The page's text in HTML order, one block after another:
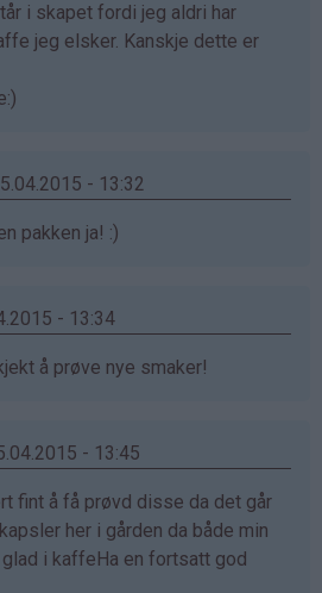
i skapet fordi jeg aldri har
jeg elsker. Kanskje dette er
- 13:32
pakken ja! :)
- 13:34
å prøve nye smaker!
- 13:45
fint å få prøvd disse da det går
her i gården da både min
i kaffeHa en fortsatt god